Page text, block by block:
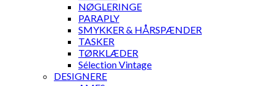
NØGLERINGE
PARAPLY
SMYKKER & HÅRSPÆNDER
TASKER
TØRKLÆDER
Sélection Vintage
DESIGNERE